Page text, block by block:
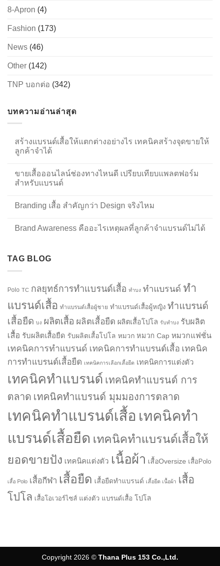
8-Apron (4)
Fashion (173)
News (46)
Other (142)
TNP บอกต่อ (342)
บทความอ่านล่าสุด
สร้างแบรนด์เสื้อให้แตกต่างอย่างไร เทคนิคสร้างจุดขายให้
ลูกค้าจำได้
ขายเสื้อออนไลน์ช่องทางไหนดี เปรียบเทียบแพลตฟอร์ม
สำหรับแบรนด์
Branding เสื้อ สำคัญกว่า Design จริงไหม
Brand Awareness คืออะไรเหตุผลที่ลูกค้าจำแบรนด์ไม่ได้
TAG BLOG
Polo TC กลยุทธ์การทำแบรนด์เสื้อ ทำบง ทำแบรนด์ ทำ
แบรนด์เสื้อ ทำแบรนด์เสื้อผู้ชาย ทำแบรนด์เสื้อผู้หญิง ทำแบรนด์
เสื้อยืด บง ผลิตเสื้อ ผลิตเสื้อยืด ผลิตเสื้อโปโล รับทำบง รับผลิต
เสื้อ รับผลิตเสื้อยืด รับผลิตเสื้อโปโล หมวก หมวก Cap หมวกแฟชั่น
เทคนิคการทำแบรนด์ เทคนิคการทำแบรนด์เสื้อ เทคนิค
การทำแบรนด์เสื้อยืด เทคนิคการเลือกเสื้อยืด เทคนิคการแต่งตัว
เทคนิคทำแบรนด์ เทคนิคทำแบรนด์ การ
ตลาด เทคนิคทำแบรนด์ มุมมองการตลาด
เทคนิคทำแบรนด์เสื้อ เทคนิคทำ
แบรนด์เสื้อยืด เทคนิคทำแบรนด์เสื้อให้
ยอดขายปัง เทคนิคแต่งตัว เนื้อผ้า เสื้อOversize เสื้อPolo
เสื้อ Polo เสื้อกีฬา เสื้อยืด เสื้อยืดทำแบรนด์ เสื้อยืด เนื้อผ้า เสื้อ
โปโล เสื้อโอเวอร์ไซส์ แต่งตัว แบรนด์เสื้อ โปโล
Copyright 2026 © Thana Plus 153 Co.,Ltd.